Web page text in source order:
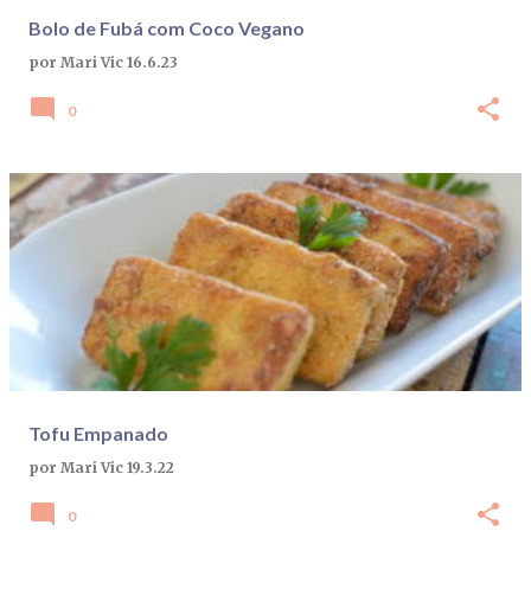
Bolo de Fubá com Coco Vegano
por Mari Vic 16.6.23
0
Tofu Empanado
por Mari Vic 19.3.22
0